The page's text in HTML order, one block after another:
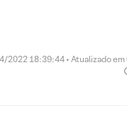
2022 18:39:44 • Atualizado